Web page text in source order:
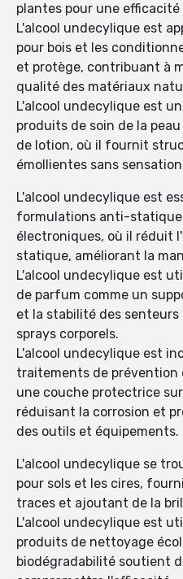
plantes pour une efficacité
L'alcool undecylique est
pour bois et les
et protège, contribuant à
qualité des matériaux
L'alcool undecylique est
produits de soin de la
de lotion, où il fournit
émollientes sans
L'alcool undecylique est
formulations anti-
électroniques, où il réduit
statique, améliorant la
L'alcool undecylique est
de parfum comme un
et la stabilité des
sprays corporels.
L'alcool undecylique est
traitements de prévention
une couche protectrice
réduisant la corrosion et
des outils et équipements.
L'alcool undecylique se
pour sols et les cires,
traces et ajoutant de la
L'alcool undecylique est
produits de nettoyage
biodégradabilité soutient